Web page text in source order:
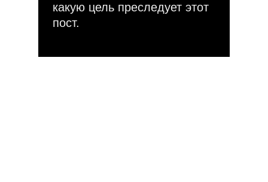
какую цель преследует этот
пост.